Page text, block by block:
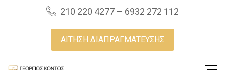
210 220 4277 – 6932 272 112
ΑΙΤΗΣΗ ΔΙΑΠΡΑΓΜΑΤΕΥΣΗΣ